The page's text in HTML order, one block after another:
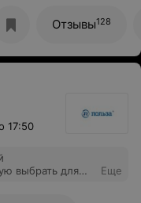
на все мои
Отзывы128
17:50
выбрать для
Еще